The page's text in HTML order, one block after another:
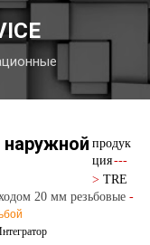
наружной продук
ция---
> TRE
20 мм резьбовые -